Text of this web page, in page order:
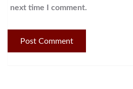
next time I comment.